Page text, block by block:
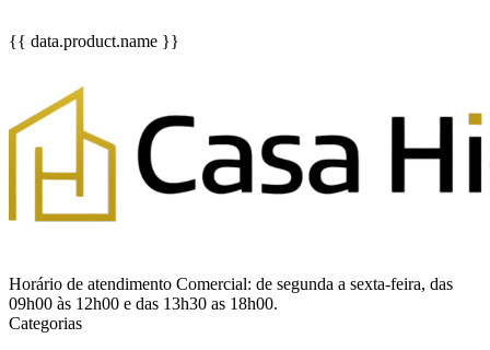
{{ data.product.name }}
Horário de atendimento Comercial: de segunda a sexta-feira, das
09h00 às 12h00 e das 13h30 as 18h00.
Categorias